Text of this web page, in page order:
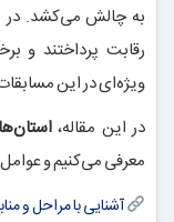
رقابت پرداختند و
ویژه‌ای در این
در این مقاله،
معرفی می‌کنیم و
آشنایی با مراحل و